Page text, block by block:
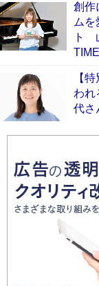
東野圭吾、伊坂幸
らも文庫化 映画化
イン［文庫ベストセ
創作
ムを
ト
【
わ
代さ